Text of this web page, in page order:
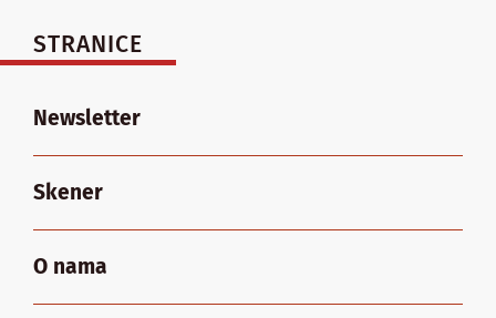
STRANICE
Newsletter
Skener
O nama